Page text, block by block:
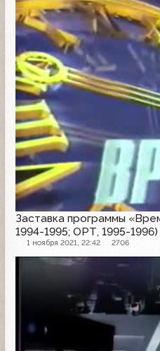
Заставка программы
1994-1995; ОРТ, 1995-1996)
1 ноября 2021, 22:42 2706
Заставка программы
Заставка программы